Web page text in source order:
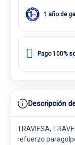
1 año de
Pago 100%
Descripción
TRAVIESA,
refuerzo